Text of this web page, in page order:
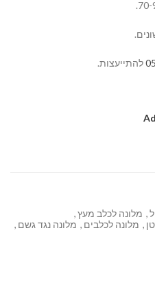
להתייעצות.
, מלונה לכלב מעץ,
, מלונה לכלבים , מלונה נגד גשם ,